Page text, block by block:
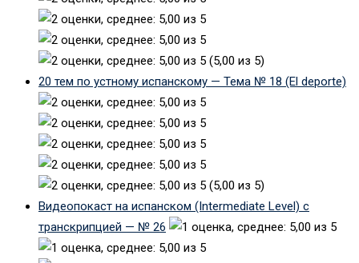
(5,00 из 5)
20 тем по устному испанскому — Тема № 18 (El deporte)
(5,00 из 5)
Видеопокаст на испанском (Intermediate Level) с
транскрипцией — № 26